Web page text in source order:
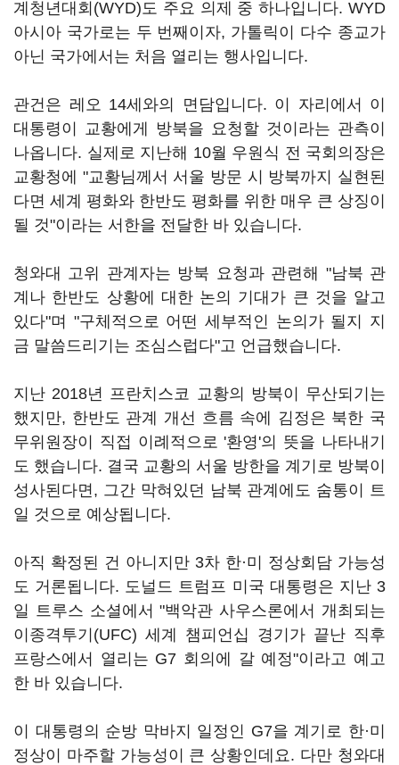
계청년대회(WYD)도 주요 의제 중 하나입니다. WYD
아시아 국가로는 두 번째이자, 가톨릭이 다수 종교가
아닌 국가에서는 처음 열리는 행사입니다.
관건은 레오 14세와의 면담입니다. 이 자리에서 이
대통령이 교황에게 방북을 요청할 것이라는 관측이
나옵니다. 실제로 지난해 10월 우원식 전 국회의장은
교황청에 "교황님께서 서울 방문 시 방북까지 실현된
다면 세계 평화와 한반도 평화를 위한 매우 큰 상징이
될 것"이라는 서한을 전달한 바 있습니다.
청와대 고위 관계자는 방북 요청과 관련해 "남북 관
계나 한반도 상황에 대한 논의 기대가 큰 것을 알고
있다"며 "구체적으로 어떤 세부적인 논의가 될지 지
금 말씀드리기는 조심스럽다"고 언급했습니다.
지난 2018년 프란치스코 교황의 방북이 무산되기는
했지만, 한반도 관계 개선 흐름 속에 김정은 북한 국
무위원장이 직접 이례적으로 '환영'의 뜻을 나타내기
도 했습니다. 결국 교황의 서울 방한을 계기로 방북이
성사된다면, 그간 막혀있던 남북 관계에도 숨통이 트
일 것으로 예상됩니다.
아직 확정된 건 아니지만 3차 한·미 정상회담 가능성
도 거론됩니다. 도널드 트럼프 미국 대통령은 지난 3
일 트루스 소셜에서 "백악관 사우스론에서 개최되는
이종격투기(UFC) 세계 챔피언십 경기가 끝난 직후
프랑스에서 열리는 G7 회의에 갈 예정"이라고 예고
한 바 있습니다.
이 대통령의 순방 막바지 일정인 G7을 계기로 한·미
정상이 마주할 가능성이 큰 상황인데요. 다만 청와대